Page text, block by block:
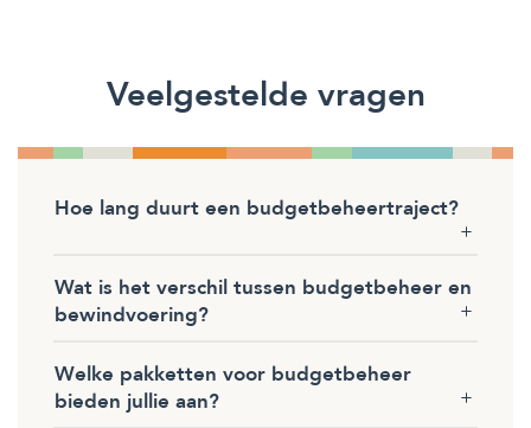
Veelgestelde vragen
Hoe lang duurt een budgetbeheertraject?
Wat is het verschil tussen budgetbeheer en
bewindvoering?
Welke pakketten voor budgetbeheer
bieden jullie aan?